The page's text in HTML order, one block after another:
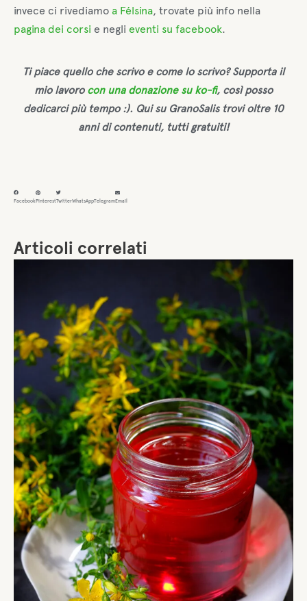
invece ci rivediamo a Félsina, trovate più info nella
pagina dei corsi e negli eventi su facebook.
Ti piace quello che scrivo e come lo scrivo? Supporta il
mio lavoro con una donazione su ko-fi, così posso
dedicarci più tempo :). Qui su GranoSalis trovi oltre 10
anni di contenuti, tutti gratuiti!
FacebookPinterestTwitterWhatsAppTelegramEmail
Articoli correlati